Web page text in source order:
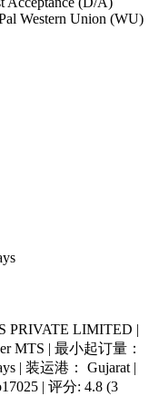
Western Union (WU)
PRIVATE LIMITED |
MTS | 最小起订量：
| 装运港： Gujarat |
| 评分: 4.8 (3